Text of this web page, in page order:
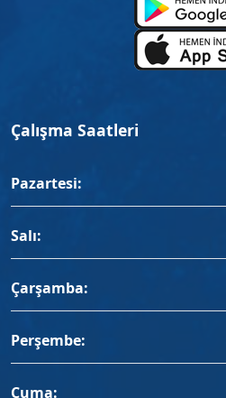
Çalışma Saatleri
Pazartesi:
Salı:
Çarşamba:
Perşembe:
Cuma: